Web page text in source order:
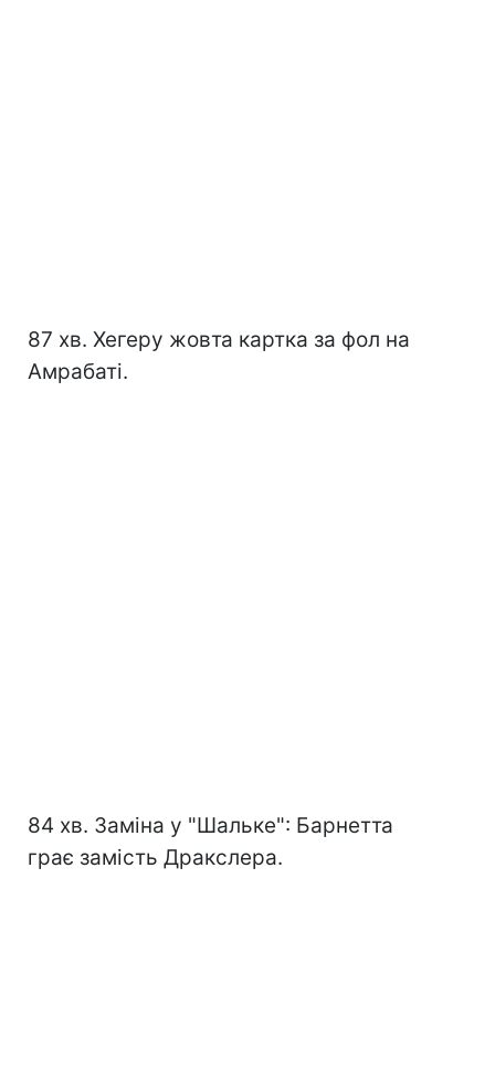
87 хв. Хегеру жовта картка за фол на
Амрабаті.
84 хв. Заміна у "Шальке": Барнетта
грає замість Дракслера.